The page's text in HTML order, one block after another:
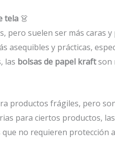
tela 👗
pero suelen ser más caras
asequibles y prácticas,
las bolsas de papel kraftson
productos frágiles, pero
para ciertos productos, las
no requieren protección